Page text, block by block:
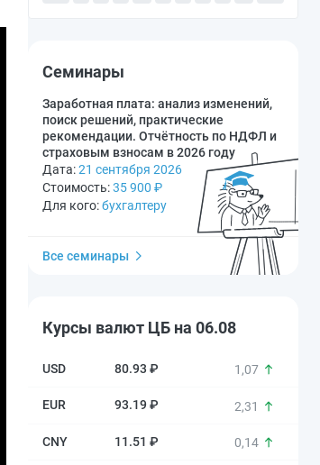
Семинары
Заработная плата: анализ изменений,
поиск решений, практические
рекомендации. Отчётность по НДФЛ и
страховым взносам в 2026 году
Дата:21 сентября 2026
Стоимость:35 900 ₽
Для кого:бухгалтеру
Все семинары
Курсы валют ЦБ на 06.08
80.93 ₽ 1,07
93.19 ₽ 2,31
11.51 ₽ 0,14